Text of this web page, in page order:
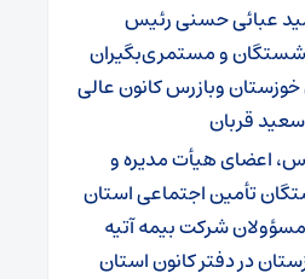
عبائی حسنی رئیس
و مستمری‌بگیران
وبازرس کانون عالی
قربان
اعضای هیأت مدیره و
تأمین اجتماعی استان
شرکت بیمه آتیه
در دفتر کانون استان